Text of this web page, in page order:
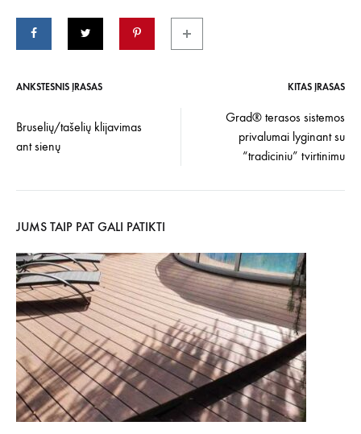
navigacija
ANKSTESNIS ĮRAŠAS KITAS ĮRAŠAS
Bruselių/tašelių klijavimas
ant sienų
Grad® terasos sistemos
privalumai lyginant su
“tradiciniu” tvirtinimu
JUMS TAIP PAT GALI PATIKTI